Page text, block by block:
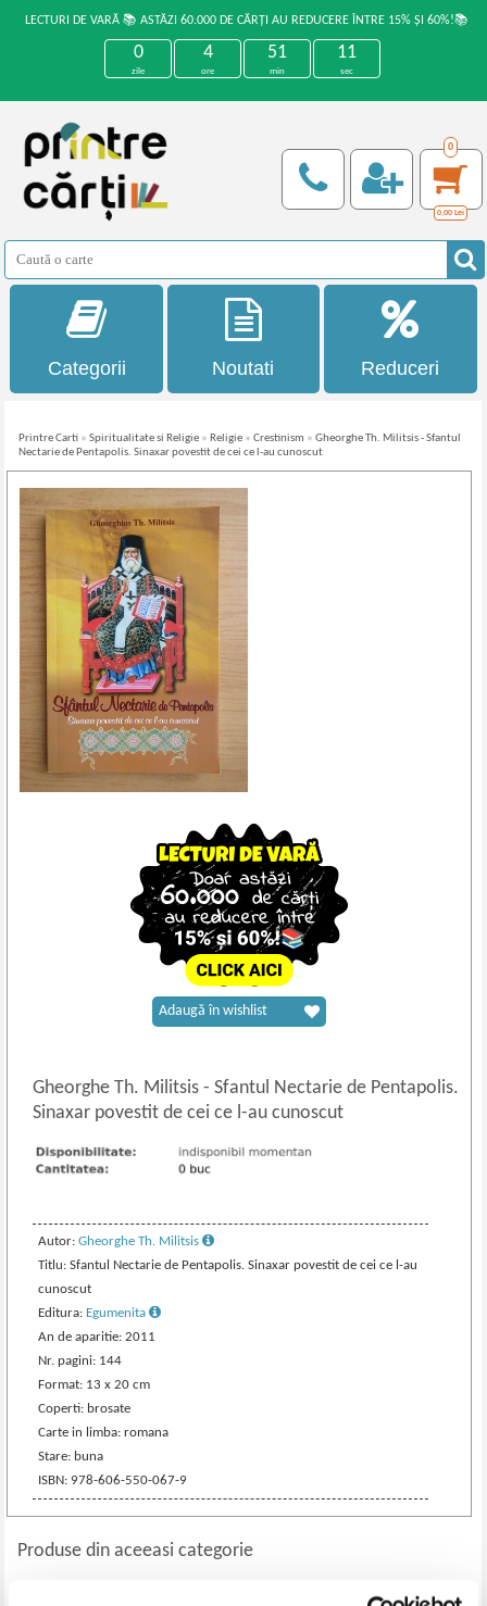
LECTURI DE VARĂ 📚 ASTĂZI 60.000 DE CĂRȚI AU REDUCERE ÎNTRE 15% ȘI 60%!📚
0
zile
4
ore
51
min
10
sec
0
0,00 Lei
Categorii Noutati Reduceri
Printre Carti »Spiritualitate si Religie » Religie »Crestinism »Gheorghe Th. Militsis - Sfantul
Nectarie de Pentapolis. Sinaxar povestit de cei ce l-au cunoscut
Gheorghe Th. Militsis- Sfantul Nectarie de Pentapolis.
Sinaxar povestit de cei ce l-au cunoscut
Autor:Gheorghe Th. Militsis
Titlu: Sfantul Nectarie de Pentapolis. Sinaxar povestit de cei ce l-au
cunoscut
Editura: Egumenita
An de aparitie: 2011
Nr. pagini: 144
Format: 13 x 20 cm
Coperti: brosate
Carte in limba: romana
Stare: buna
ISBN: 978-606-550-067-9
Adaugă în wishlist
Produse din aceeasi categorie
-40%